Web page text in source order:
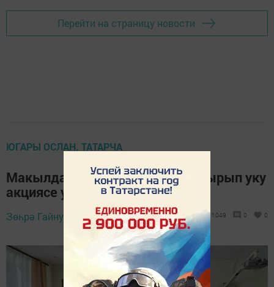
Перейти на страницу новости
ЮГАРЫ ОСЛАН. ТАТАРЧА
Макылда сугыш турында кычкырып уку
акциясе уздырдылар
Зөһрә Гайнуллина, 9 мая 2025 - 14:31 1049 0 0